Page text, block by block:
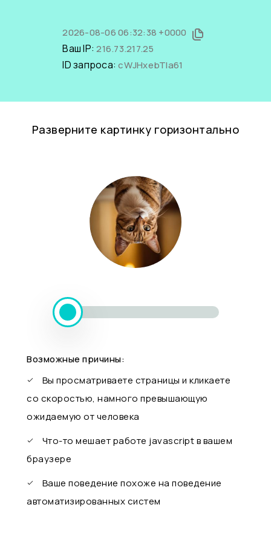
2026-08-06 06:32:38 +0000
Ваш IP:216.73.217.25
ID запроса:cWJHxebTla61
Разверните картинку горизонтально
Возможные причины:
Вы просматриваете страницы и кликаете
со скоростью, намного превышающую
ожидаемую от человека
Что-то мешает работе javascript в вашем
браузере
Ваше поведение похоже на поведение
автоматизированных систем